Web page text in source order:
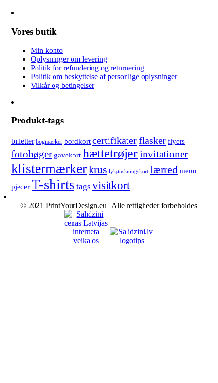
Vores butik
Min konto
Oplysninger om levering
Politik for refundering og returnering
Politik om beskyttelse af personlige oplysninger
Vilkår og betingelser
Produkt-tags
billetter bogmærker bordkort certifikaterflasker flyers
fotobøger gavekort hættetrøjerinvitationer
klistermærkerkrus lykønskningskort lærred menu
pjecer T-shirts tags visitkort
© 2021 PrintYourDesign.eu | Alle rettigheder forbeholdes